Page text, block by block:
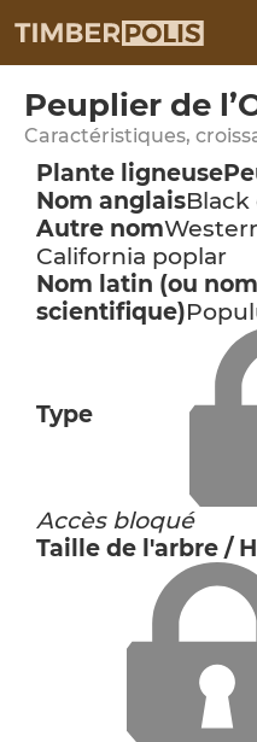
Peuplier de
Caractéristiques,
Plante ligneuse
Nom anglais
Autre nom
California poplar
Nom latin (ou nom
scientifique)
Type
Accès bloqué
Taille de l'arbre /